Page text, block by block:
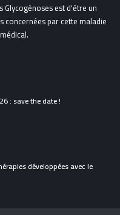
est d'être un
par cette maladie
: save the date !
développées avec le